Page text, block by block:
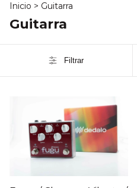
Inicio > Guitarra
Guitarra
Filtrar